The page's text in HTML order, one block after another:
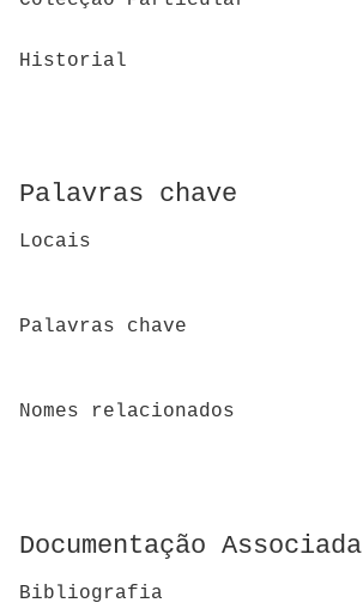
Historial
Palavras chave
Locais
Palavras chave
Nomes relacionados
Documentação Associada
Bibliografia